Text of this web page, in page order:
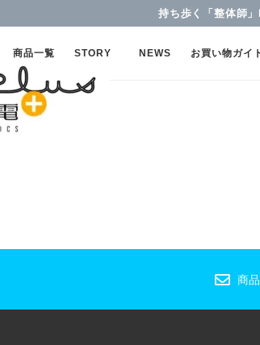
持ち歩く「整体師
商品一覧 STORY NEWS お買い物ガイ
商